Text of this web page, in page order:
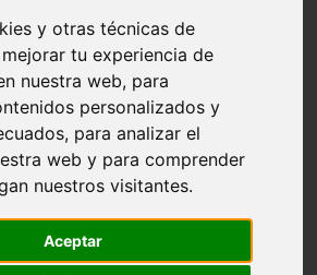
y otras técnicas de
tu experiencia de
nuestra web, para
personalizados y
para analizar el
web y para comprender
nuestros visitantes.
Aceptar